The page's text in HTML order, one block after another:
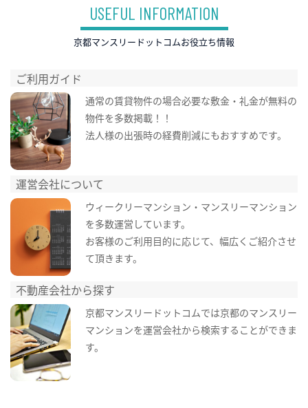
USEFUL INFORMATION
京都マンスリードットコムお役立ち情報
ご利用ガイド
通常の賃貸物件の場合必要な敷金・礼金が無料の
物件を多数掲載！！
法人様の出張時の経費削減にもおすすめです。
運営会社について
ウィークリーマンション・マンスリーマンション
を多数運営しています。
お客様のご利用目的に応じて、幅広くご紹介させ
て頂きます。
不動産会社から探す
京都マンスリードットコムでは京都のマンスリー
マンションを運営会社から検索することができま
す。